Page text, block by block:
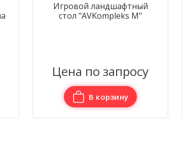
Игровой ландшафтный
стол "AVKompleks S"
Цена по запросу
В корзину